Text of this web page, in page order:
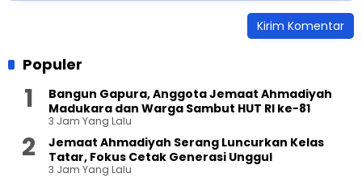
Populer
Bangun Gapura, Anggota Jemaat Ahmadiyah
Madukara dan Warga Sambut HUT RI ke-81
3 Jam Yang Lalu
Jemaat Ahmadiyah Serang Luncurkan Kelas
Tatar, Fokus Cetak Generasi Unggul
3 Jam Yang Lalu